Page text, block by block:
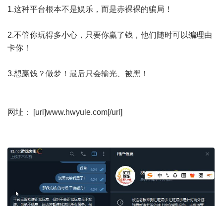
1.这种平台根本不是娱乐，而是赤裸裸的骗局！
2.不管你玩得多小心，只要你赢了钱，他们随时可以编理由
卡你！
3.想赢钱？做梦！最后只会输光、被黑！
网址： [url]www.hwyule.com[/url]